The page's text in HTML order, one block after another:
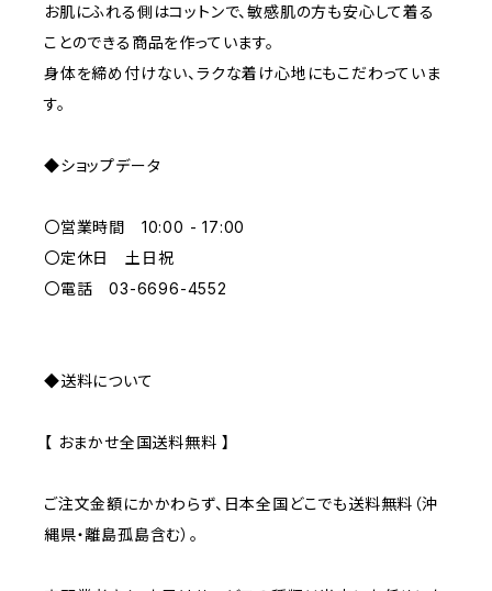
BLUE
ORANGE
GRAY
お肌にふれる側はコットンで、敏感肌の方も安心して着る
ことのできる商品を作っています。
身体を締め付けない、ラクな着け心地にもこだわっていま
す。
◆ショップデータ
〇営業時間 10:00 - 17:00
〇定休日 土日祝
〇電話 03-6696-4552
◆送料について
【 おまかせ全国送料無料 】
ご注文金額にかかわらず、日本全国どこでも送料無料（沖
縄県・離島孤島含む）。